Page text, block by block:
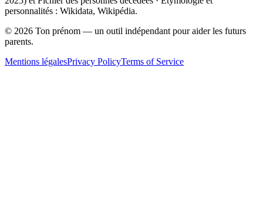
personnalités : Wikidata, Wikipédia.
© 2026 Ton prénom — un outil indépendant pour aider les futurs
parents.
Mentions légalesPrivacy PolicyTerms of Service